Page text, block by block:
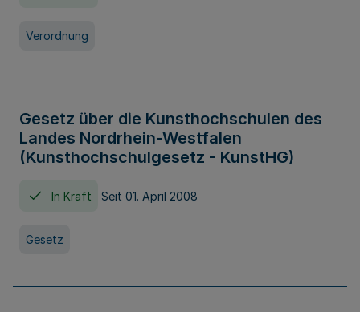
Verordnung
Gesetz über die Kunsthochschulen des
Landes Nordrhein-Westfalen
(Kunsthochschulgesetz - KunstHG)
In Kraft Seit 01. April 2008
Gesetz